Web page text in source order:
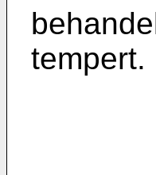
tempert.